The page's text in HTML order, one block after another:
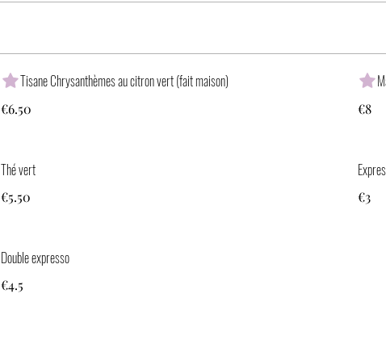
Tisane Chrysanthèmes au citron vert (fait maison)
€6.50 €8
Thé vert
€5.50 €3
Double expresso
€4.5